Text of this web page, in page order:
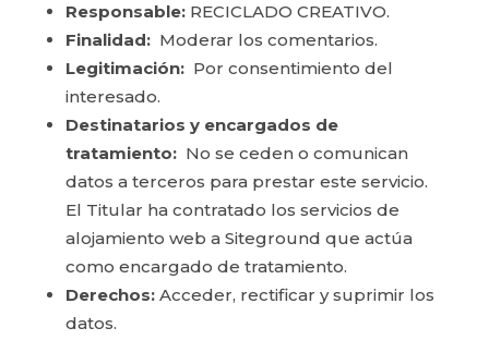
Responsable:RECICLADO CREATIVO.
Finalidad:Moderar los comentarios.
Legitimación:Por consentimiento del
interesado.
Destinatarios y encargados de
tratamiento:No se ceden o comunican
datos a terceros para prestar este servicio.
El Titular ha contratado los servicios de
alojamiento web a Siteground que actúa
como encargado de tratamiento.
Derechos:Acceder, rectificar y suprimir los
datos.